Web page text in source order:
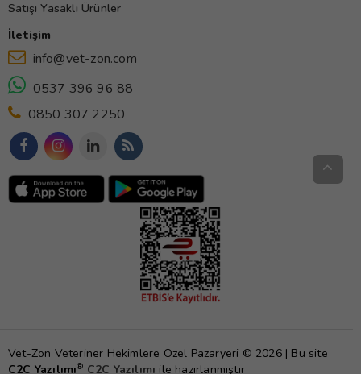
Satışı Yasaklı Ürünler
İletişim
info@vet-zon.com
0537 396 96 88
0850 307 2250
Vet-Zon Veteriner Hekimlere Özel Pazaryeri © 2026 | Bu site
C2C Yazılımı® C2C Yazılımı ile hazırlanmıştır